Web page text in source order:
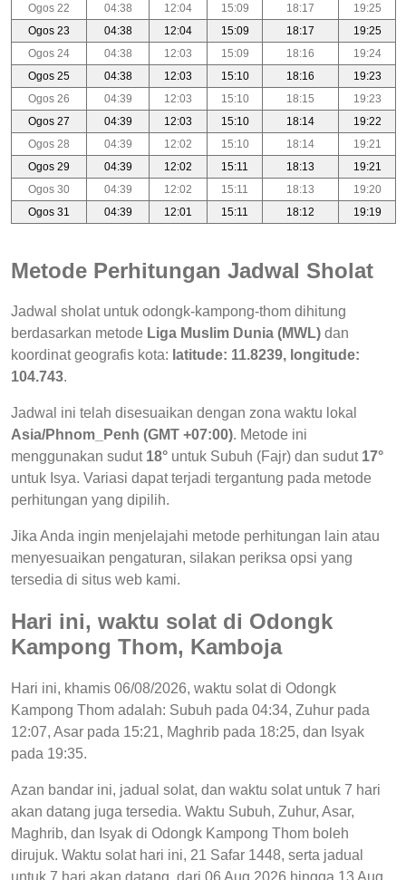
Ogos 22
04:38 12:04 15:09 18:17
19:25
Ogos 23
04:38 12:04 15:09 18:17
19:25
Ogos 24
04:38 12:03 15:09 18:16
19:24
Ogos 25
04:38 12:03 15:10 18:16
19:23
Ogos 26
04:39 12:03 15:10 18:15
19:23
Ogos 27
04:39 12:03 15:10 18:14
19:22
Ogos 28
04:39 12:02 15:10 18:14
19:21
Ogos 29
04:39 12:02 15:11 18:13
19:21
Ogos 30
04:39 12:02 15:11 18:13
19:20
Ogos 31
04:39 12:01 15:11 18:12 19:19
Metode Perhitungan Jadwal Sholat
Jadwal sholat untuk odongk-kampong-thom dihitung
berdasarkan metode Liga Muslim Dunia (MWL) dan
koordinat geografis kota: latitude: 11.8239, longitude:
104.743.
Jadwal ini telah disesuaikan dengan zona waktu lokal
Asia/Phnom_Penh (GMT +07:00). Metode ini
menggunakan sudut 18° untuk Subuh (Fajr) dan sudut 17°
untuk Isya. Variasi dapat terjadi tergantung pada metode
perhitungan yang dipilih.
Jika Anda ingin menjelajahi metode perhitungan lain atau
menyesuaikan pengaturan, silakan periksa opsi yang
tersedia di situs web kami.
Hari ini, waktu solat di Odongk
Kampong Thom, Kamboja
Hari ini, khamis 06/08/2026, waktu solat di Odongk
Kampong Thom adalah: Subuh pada 04:34, Zuhur pada
12:07, Asar pada 15:21, Maghrib pada 18:25, dan Isyak
pada 19:35.
Azan bandar ini, jadual solat, dan waktu solat untuk 7 hari
akan datang juga tersedia. Waktu Subuh, Zuhur, Asar,
Maghrib, dan Isyak di Odongk Kampong Thom boleh
dirujuk. Waktu solat hari ini, 21 Safar 1448, serta jadual